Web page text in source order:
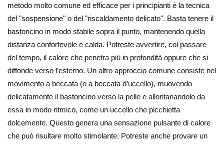
metodo molto comune ed efficace per i principianti è la tecnica
del "sospensione" o del "riscaldamento delicato". Basta tenere il
bastoncino in modo stabile sopra il punto, mantenendo quella
distanza confortevole e calda. Potreste avvertire, col passare
del tempo, il calore che penetra più in profondità oppure che si
diffonde verso l’esterno. Un altro approccio comune consiste nel
movimento a beccata (o a beccata d’uccello), muovendo
delicatamente il bastoncino verso la pelle e allontanandolo da
essa in modo ritmico, come un uccello che picchietta
dolcemente. Questo genera una sensazione pulsante di calore
che può risultare molto stimolante. Potreste anche provare un